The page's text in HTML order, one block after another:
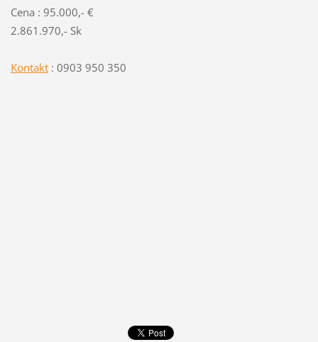
Cena : 95.000,- €
2.861.970,- Sk
Kontakt: 0903 950 350